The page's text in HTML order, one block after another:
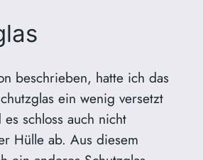
beschrieben, hatte ich das
ein wenig versetzt
schloss auch nicht
Hülle ab. Aus diesem